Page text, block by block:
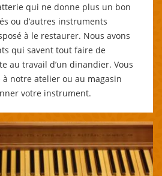
qui ne donne plus un bon
ou d’autres instruments
à le restaurer. Nous avons
qui savent tout faire de
au travail d’un dinandier. Vous
notre atelier ou au magasin
votre instrument.